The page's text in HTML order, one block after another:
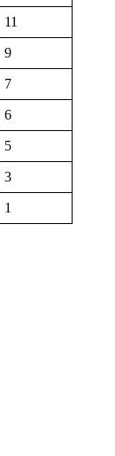
11
9
7
6
5
3
1